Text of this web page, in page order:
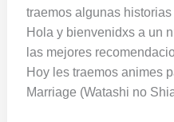
traemos algunas
Hola y bienvenidxs a un
las mejores
Hoy les traemos animes
Marriage (Watashi no